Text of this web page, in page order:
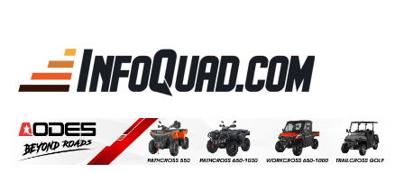
Magazine InfoQuad.com